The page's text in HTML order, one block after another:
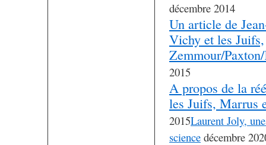
décembre 2014
Un article de
Vichy et les Juifs,
Zemmour/
2015
A propos de la
les Juifs, Marrus
2015Laurent Joly,
science décembre